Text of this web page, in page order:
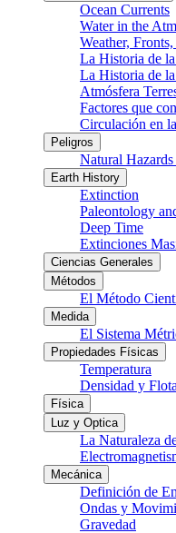
Ocean Currents
Water in the
Weather,
La Historia de
La Historia de
Atmósfera
Factores que
Circulación en
Peligros
Natural
Earth History
Extinction
Paleontology
Deep Time
Extinciones
Ciencias Generales
Métodos
El Método
Medida
El Sistema
Propiedades Físicas
Temperatura
Densidad y
Física
Luz y Optica
La Naturaleza
Mecánica
Definición de
Ondas y
Gravedad